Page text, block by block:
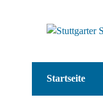
Startseite